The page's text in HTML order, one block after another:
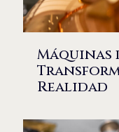
Máquinas
Realidad